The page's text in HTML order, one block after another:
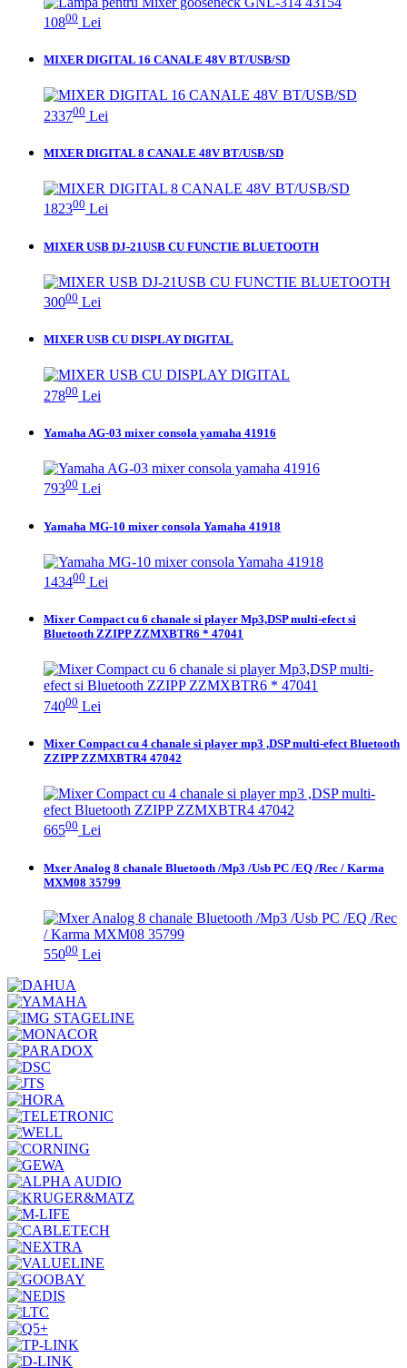
10800 Lei
MIXER DIGITAL 16 CANALE 48V BT/USB/SD
233700 Lei
MIXER DIGITAL 8 CANALE 48V BT/USB/SD
182300 Lei
MIXER USB DJ-21USB CU FUNCTIE BLUETOOTH
30000 Lei
MIXER USB CU DISPLAY DIGITAL
27800 Lei
Yamaha AG-03 mixer consola yamaha 41916
79300 Lei
Yamaha MG-10 mixer consola Yamaha 41918
143400 Lei
Mixer Compact cu 6 chanale si player Mp3,DSP multi-efect si
Bluetooth ZZIPP ZZMXBTR6 * 47041
74000 Lei
Mixer Compact cu 4 chanale si player mp3 ,DSP multi-efect Bluetooth
ZZIPP ZZMXBTR4 47042
66500 Lei
Mxer Analog 8 chanale Bluetooth /Mp3 /Usb PC /EQ /Rec / Karma
MXM08 35799
55000 Lei